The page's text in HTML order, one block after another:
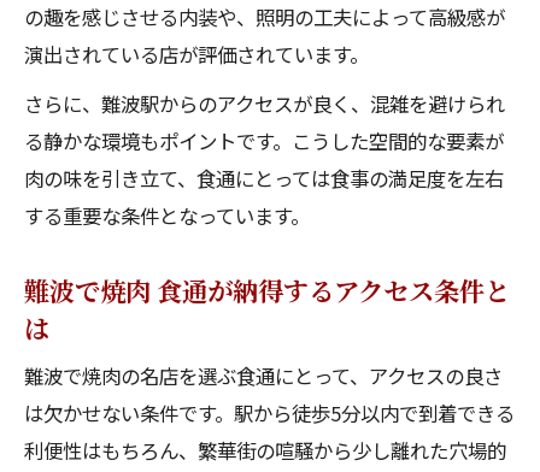
の趣を感じさせる内装や、照明の工夫によって高級感が
演出されている店が評価されています。
さらに、難波駅からのアクセスが良く、混雑を避けられ
る静かな環境もポイントです。こうした空間的な要素が
肉の味を引き立て、食通にとっては食事の満足度を左右
する重要な条件となっています。
難波で焼肉 食通が納得するアクセス条件と
は
難波で焼肉の名店を選ぶ食通にとって、アクセスの良さ
は欠かせない条件です。駅から徒歩5分以内で到着できる
利便性はもちろん、繁華街の喧騒から少し離れた穴場的